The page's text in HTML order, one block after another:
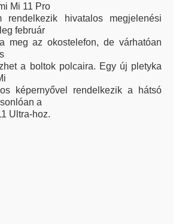
Mi 11 Pro
rendelkezik hivatalos megjelenési
február
meg az okostelefon, de várhatóan
a boltok polcaira. Egy új pletyka
képernyővel rendelkezik a hátsó
a
Ultra-hoz.